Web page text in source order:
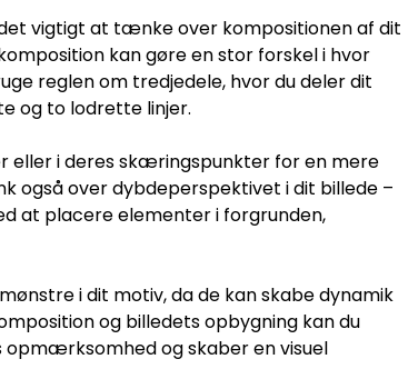
vigtigt at tænke over kompositionen af dit
kan gøre en stor forskel i hvor
reglen om tredjedele, hvor du deler dit
og to lodrette linjer.
eller i deres skæringspunkter for en mere
også over dybdeperspektivet i dit billede –
at placere elementer i forgrunden,
i dit motiv, da de kan skabe dynamik
og billedets opbygning kan du
opmærksomhed og skaber en visuel